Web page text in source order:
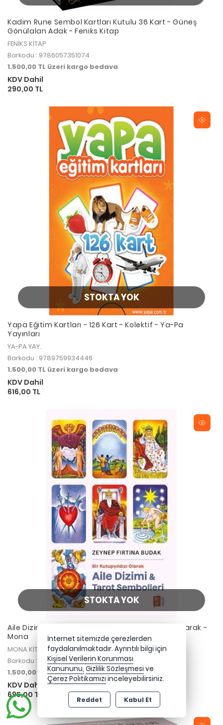
Kadim Rune Sembol Kartları Kutulu 36 Kart - Güneş
Gönülalan Adak - Feniks Kitap
FENİKS KİTAP
Barkodu : 9786057351074
1.500,00 TL üzeri kargo bedava
KDV Dahil
290,00 TL
STOKTA YOK
Yapa Eğitim Kartları - 126 Kart - Kolektif - Ya-Pa
Yayınları
YA-PA YAY.
Barkodu : 9789759934446
1.500,00 TL üzeri kargo bedava
KDV Dahil
616,00 TL
STOKTA YOK
Aile Dizimi ve Tarot Sembolleri Bir Kutupyıldızı Olarak -
Mona
MONA KİTAP
Barkodu : 9786257220989
1.500,00 TL üzeri kargo bedava
KDV Dahil
695,00 TL
İnternet sitemizde çerezlerden
faydalanılmaktadır. Ayrıntılı bilgi için
Kişisel Verilerin Korunması
Kanununu, Gizlilik Sözleşmesi ve
Çerez Politikamızı inceleyebilirsiniz.
Reddet Kabul Et